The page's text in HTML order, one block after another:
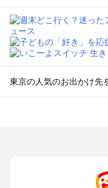
東京の人気のお出かけ先
町田・相模原・愛川・